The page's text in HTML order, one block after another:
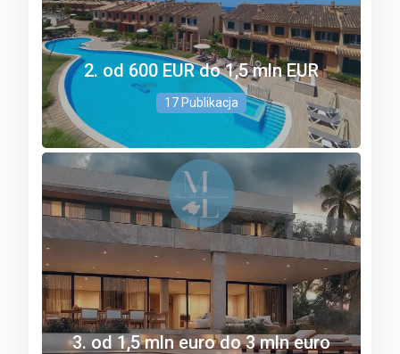
2. od 600 EUR do 1,5 mln EUR
17 Publikacja
3. od 1,5 mln euro do 3 mln euro